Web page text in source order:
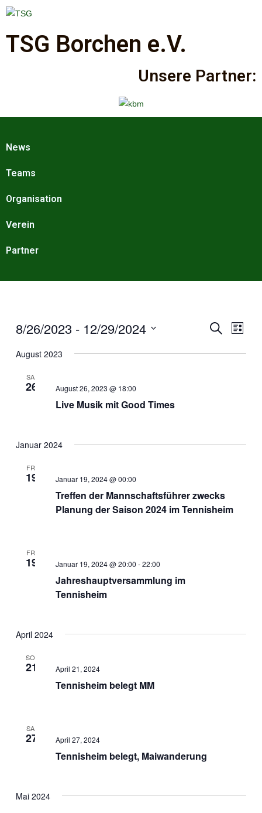
TSG Borchen e.V.
Unsere Partner:
News
Teams
Organisation
Verein
Partner
Liste
8/26/2023 - 12/29/2024
wählen.
August 2023
SA.
26 August 26, 2023 @ 18:00
Live Musik mit Good Times
Januar 2024
FR.
19 Januar 19, 2024 @ 00:00
Treffen der Mannschaftsführer zwecks
Planung der Saison 2024 im Tennisheim
FR.
19 Januar 19, 2024 @ 20:00 -22:00
Jahreshauptversammlung im
Tennisheim
April 2024
SO.
21 April 21, 2024
Tennisheim belegt MM
SA.
27 April 27, 2024
Tennisheim belegt, Maiwanderung
Mai 2024